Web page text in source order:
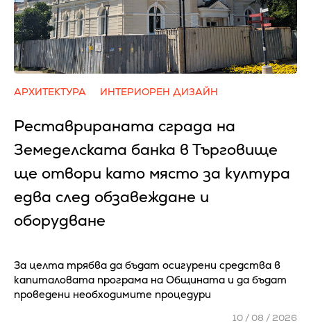
АРХИТЕКТУРА ИНТЕРИОРЕН ДИЗАЙН
Реставрираната сграда на
Земеделската банка в Търговище
ще отвори като място за култура
едва след обзавеждане и
оборудване
За целта трябва да бъдат осигурени средства в
капиталовата програма на Общината и да бъдат
проведени необходимите процедури
10 / 08 / 2026